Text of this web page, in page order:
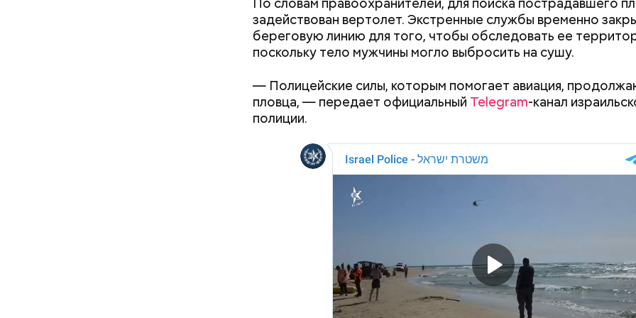
задействован вертолет. Экстренные службы временно
береговую линию для того, чтобы обследовать ее
поскольку тело мужчины могло выбросить на сушу.
— Полицейские силы, которым помогает авиация,
пловца, — передает официальный Telegram-канал
полиции.
Люсиль Рандон (118 лет)
Фото: wikimedia.org
оказался студент Отоя Ямагути, приверженец ультраправых
Спустя несколько дней Ямагути покончил с собой в тюрьме.
решила вспомнитьтоп-5 самых страшных случаев.